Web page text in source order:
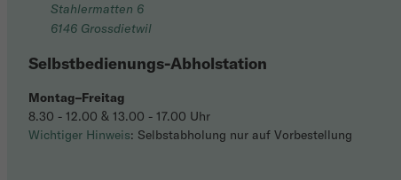
Stahlermatten 6
6146 Grossdietwil
Selbstbedienungs-Abholstation
Montag–Freitag
8.30 - 12.00 & 13.00 - 17.00 Uhr
Wichtiger Hinweis: Selbstabholung nur auf Vorbestellung